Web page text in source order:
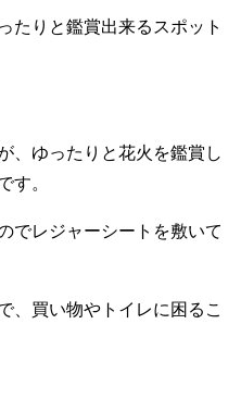
たりと鑑賞出来るスポット
、ゆったりと花火を鑑賞し
す。
でレジャーシートを敷いて
、買い物やトイレに困るこ